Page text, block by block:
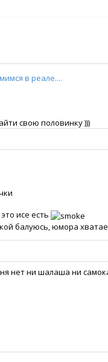
в реале....
свою половинку )))
исе есть
балуюсь, юмора
нет ни шалаша ни